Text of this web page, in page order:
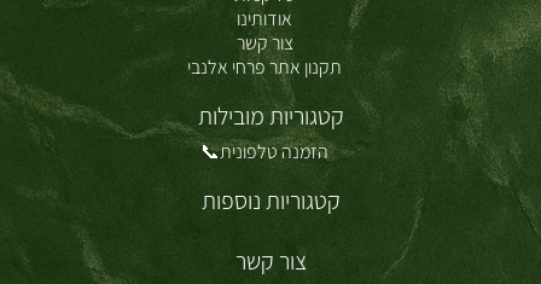
אודותינו
צור קשר
תקנון אתר פרחי אלנבי
קטגוריות מובילות
הזמנה טלפונית📞
קטגוריות נוספות
צור קשר